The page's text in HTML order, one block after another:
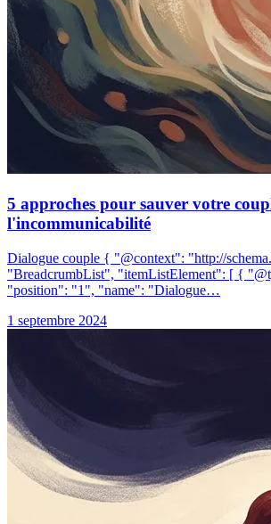
5 approches pour sauver votre
l'incommunicabilité
Dialogue couple { "@context": "http://
"BreadcrumbList", "itemListElement": [ {
"position": "1", "name": "Dialogue…
1 septembre 2024